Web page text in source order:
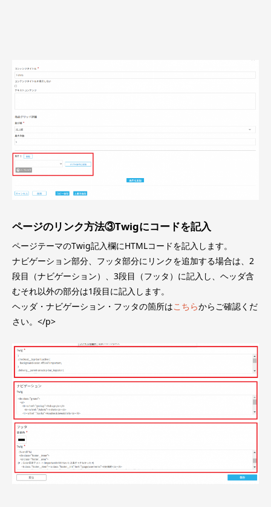
ページのリンク方法③Twigにコードを記入
ページテーマのTwig記入欄にHTMLコードを記入します。
ナビゲーション部分、フッタ部分にリンクを追加する場合は、2
段目（ナビゲーション）、3段目（フッタ）に記入し、ヘッダ含
むそれ以外の部分は1段目に記入します。
ヘッダ・ナビゲーション・フッタの箇所はこちらからご確認くだ
さい。</p>